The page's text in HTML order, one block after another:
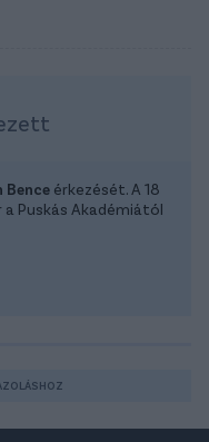
Bence érkezését. A 18
Puskás Akadémiától